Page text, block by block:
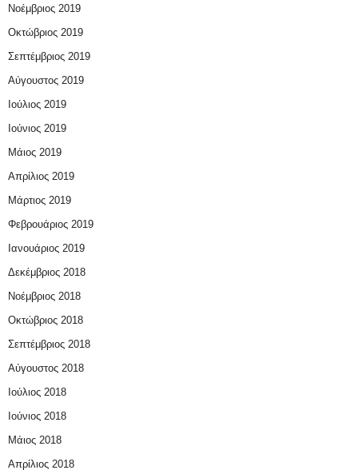
Νοέμβριος 2019
Οκτώβριος 2019
Σεπτέμβριος 2019
Αύγουστος 2019
Ιούλιος 2019
Ιούνιος 2019
Μάιος 2019
Απρίλιος 2019
Μάρτιος 2019
Φεβρουάριος 2019
Ιανουάριος 2019
Δεκέμβριος 2018
Νοέμβριος 2018
Οκτώβριος 2018
Σεπτέμβριος 2018
Αύγουστος 2018
Ιούλιος 2018
Ιούνιος 2018
Μάιος 2018
Απρίλιος 2018